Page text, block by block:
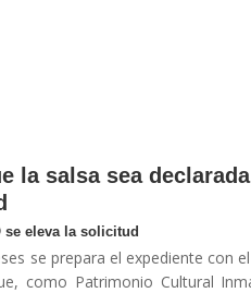
la salsa sea
se eleva la solicitud
se prepara el expediente con
como Patrimonio Cultural